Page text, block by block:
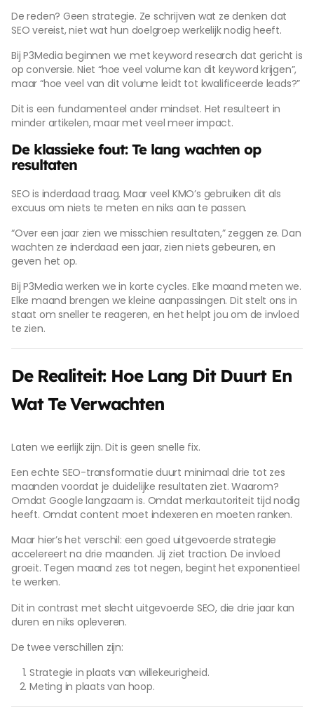
De reden? Geen strategie. Ze schrijven wat ze denken dat
SEO vereist, niet wat hun doelgroep werkelijk nodig heeft.
Bij P3Media beginnen we met keyword research dat gericht is
op conversie. Niet “hoe veel volume kan dit keyword krijgen”,
maar “hoe veel van dit volume leidt tot kwalificeerde leads?”
Dit is een fundamenteel ander mindset. Het resulteert in
minder artikelen, maar met veel meer impact.
De klassieke fout: Te lang wachten op
resultaten
SEO is inderdaad traag. Maar veel KMO’s gebruiken dit als
excuus om niets te meten en niks aan te passen.
“Over een jaar zien we misschien resultaten,” zeggen ze. Dan
wachten ze inderdaad een jaar, zien niets gebeuren, en
geven het op.
Bij P3Media werken we in korte cycles. Elke maand meten we.
Elke maand brengen we kleine aanpassingen. Dit stelt ons in
staat om sneller te reageren, en het helpt jou om de invloed
te zien.
De Realiteit: Hoe Lang Dit Duurt En
Wat Te Verwachten
Laten we eerlijk zijn. Dit is geen snelle fix.
Een echte SEO-transformatie duurt minimaal drie tot zes
maanden voordat je duidelijke resultaten ziet. Waarom?
Omdat Google langzaam is. Omdat merkautoriteit tijd nodig
heeft. Omdat content moet indexeren en moeten ranken.
Maar hier’s het verschil: een goed uitgevoerde strategie
accelereert na drie maanden. Jij ziet traction. De invloed
groeit. Tegen maand zes tot negen, begint het exponentieel
te werken.
Dit in contrast met slecht uitgevoerde SEO, die drie jaar kan
duren en niks opleveren.
De twee verschillen zijn:
Strategie in plaats van willekeurigheid.
Meting in plaats van hoop.